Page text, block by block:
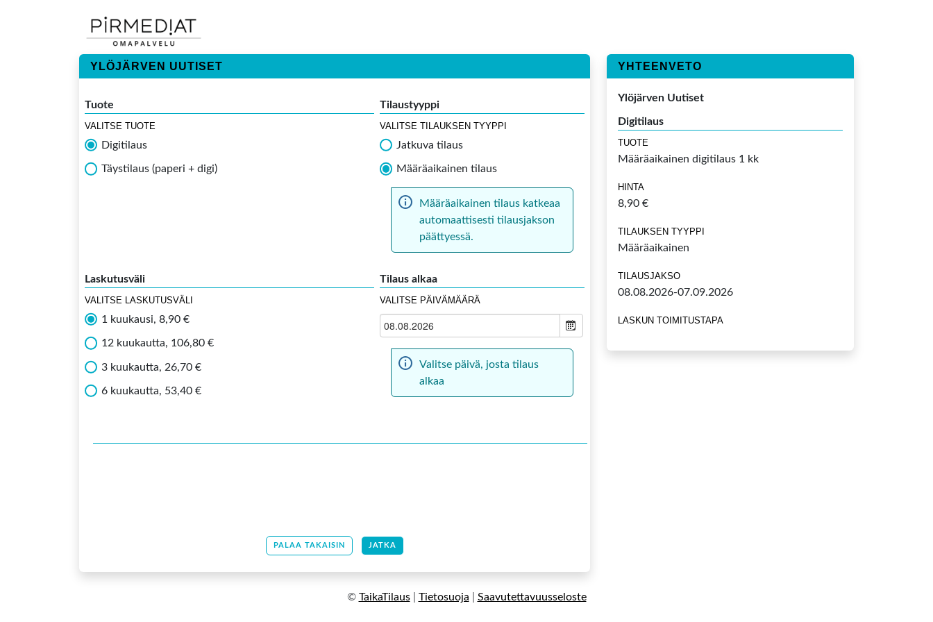
YLÖJÄRVEN UUTISET
Tuote
VALITSE TUOTE
Digitilaus
Täystilaus (paperi + digi)
Tilaustyyppi
VALITSE TILAUKSEN TYYPPI
Jatkuva tilaus
Määräaikainen tilaus
Määräaikainen tilaus katkeaa
automaattisesti tilausjakson
päättyessä.
Laskutusväli
VALITSE LASKUTUSVÄLI
1 kuukausi, 8,90 €
12 kuukautta, 106,80 €
3 kuukautta, 26,70 €
6 kuukautta, 53,40 €
Tilaus alkaa
VALITSE PÄIVÄMÄÄRÄ
Valitse päivä, josta tilaus
alkaa
PALAA TAKAISIN JATKA
YHTEENVETO
Ylöjärven Uutiset
Digitilaus
TUOTE
Määräaikainen digitilaus 1 kk
HINTA
8,90 €
TILAUKSEN TYYPPI
Määräaikainen
TILAUSJAKSO
08.08.2026-07.09.2026
LASKUN TOIMITUSTAPA
© TaikaTilaus| Tietosuoja Saavutettavuusseloste